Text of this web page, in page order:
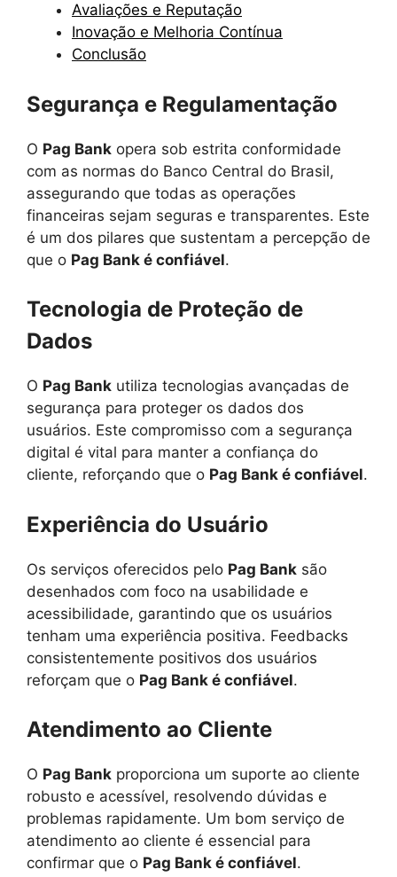
Avaliações e Reputação
Inovação e Melhoria Contínua
Conclusão
Segurança e Regulamentação
O Pag Bank opera sob estrita conformidade
com as normas do Banco Central do Brasil,
assegurando que todas as operações
financeiras sejam seguras e transparentes. Este
é um dos pilares que sustentam a percepção de
que o Pag Bank é confiável.
Tecnologia de Proteção de
Dados
O Pag Bank utiliza tecnologias avançadas de
segurança para proteger os dados dos
usuários. Este compromisso com a segurança
digital é vital para manter a confiança do
cliente, reforçando que o Pag Bank é confiável.
Experiência do Usuário
Os serviços oferecidos pelo Pag Bank são
desenhados com foco na usabilidade e
acessibilidade, garantindo que os usuários
tenham uma experiência positiva. Feedbacks
consistentemente positivos dos usuários
reforçam que o Pag Bank é confiável.
Atendimento ao Cliente
O Pag Bank proporciona um suporte ao cliente
robusto e acessível, resolvendo dúvidas e
problemas rapidamente. Um bom serviço de
atendimento ao cliente é essencial para
confirmar que o Pag Bank é confiável.